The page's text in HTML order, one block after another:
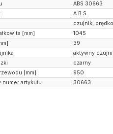
ABS 30663
A.B.S.
czujnik,
[mm]
1045
39
aktywny
czarny
[mm]
950
numer artykułu
30663